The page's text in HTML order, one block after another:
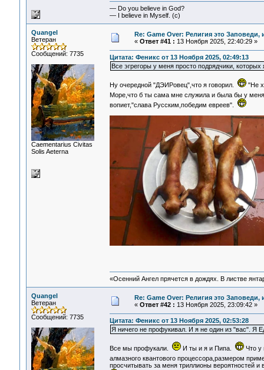
— Do you believe in God?
— I believe in Myself. (c)
Quangel
Ветеран
Сообщений: 7735
Сaementarius Civitas
Solis Aeterna
Re: Game Over: Религия это Заповеди,
« Ответ #41 : 13 Ноября 2025, 22:40:29 »
Цитата: Феникс от 13 Ноября 2025, 02:49:13
Все эгрегоры у меня просто подрядчики,
Ну очередной "ДЭИРовец",что я говорил.
"Не
Море,что б ты сама мне служила и была бы у
вопиет,"слава Русским,победим евреев".
«Осенний Ангел прячется в дождях. В листве
Quangel
Ветеран
Сообщений: 7735
Re: Game Over: Религия это Заповеди,
« Ответ #42 : 13 Ноября 2025, 23:09:42 »
Цитата: Феникс от 13 Ноября 2025, 02:53:28
Я ничего не профукивал. И я не один из "вас". Я
Все мы профукали. И ты и я и Пипа.
Что у
алмазного квантового процессора,размером
просчитывать за меня триллионы вероятностей